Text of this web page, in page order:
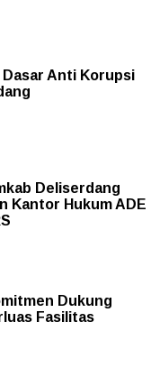
Anti Korupsi
Deliserdang
Kantor Hukum ADE
Dukung
Fasilitas